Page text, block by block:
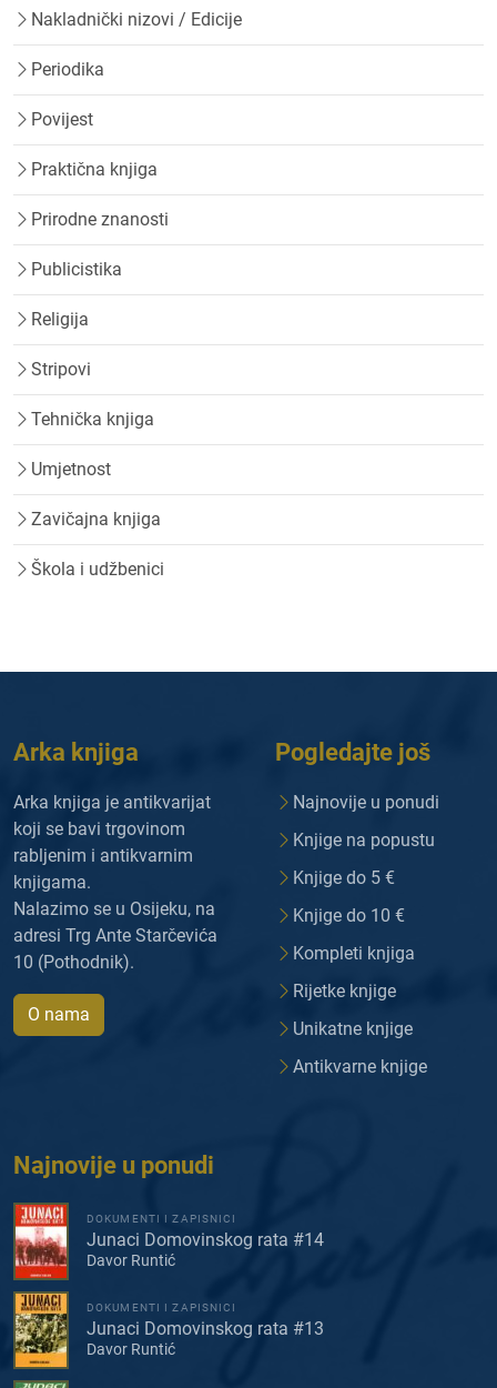
Nakladnički nizovi / Edicije
Periodika
Povijest
Praktična knjiga
Prirodne znanosti
Publicistika
Religija
Stripovi
Tehnička knjiga
Umjetnost
Zavičajna knjiga
Škola i udžbenici
Arka knjiga
Arka knjiga je antikvarijat
koji se bavi trgovinom
rabljenim i antikvarnim
knjigama.
Nalazimo se u Osijeku, na
adresi Trg Ante Starčevića
10 (Pothodnik).
O nama
Pogledajte još
Najnovije u ponudi
Knjige na popustu
Knjige do 5 €
Knjige do 10 €
Kompleti knjiga
Rijetke knjige
Unikatne knjige
Antikvarne knjige
Najnovije u ponudi
DOKUMENTI I ZAPISNICI
Junaci Domovinskog rata #14
Davor Runtić
DOKUMENTI I ZAPISNICI
Junaci Domovinskog rata #13
Davor Runtić